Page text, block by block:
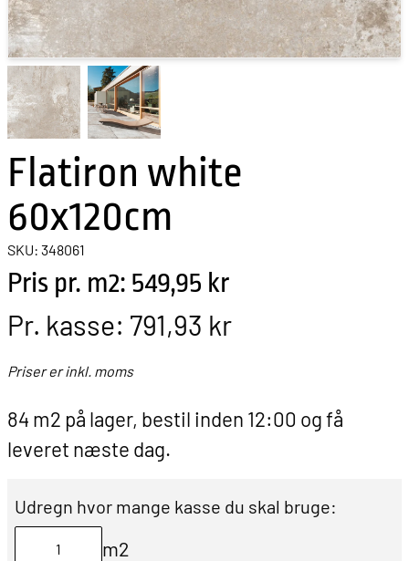
Flatiron white
60x120cm
SKU: 348061
Pris pr. m2: 549,95 kr
Pr. kasse: 791,93 kr
Priser er inkl. moms
84 m2 på lager, bestil inden 12:00 og få
leveret næste dag.
Udregn hvor mange kasse du skal bruge:
m2